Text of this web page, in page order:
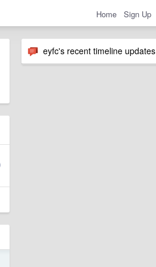
Home Sign Up
eyfc's recent timeline updates